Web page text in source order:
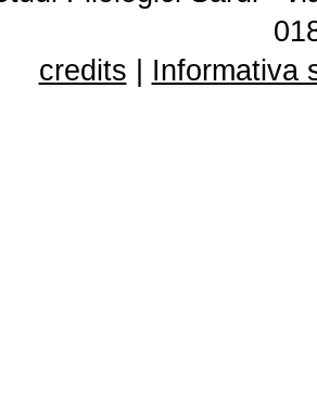
credits
Informativa